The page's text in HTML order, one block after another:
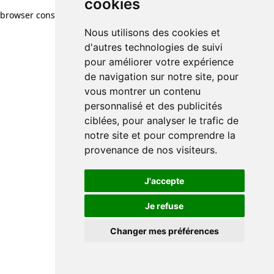
cookies
Nous utilisons des cookies et
d'autres technologies de suivi
pour améliorer votre expérience
de navigation sur notre site, pour
vous montrer un contenu
personnalisé et des publicités
ciblées, pour analyser le trafic de
notre site et pour comprendre la
provenance de nos visiteurs.
J'accepte
Je refuse
Changer mes préférences
cookies
Nous utilisons des cookies et
d'autres technologies de suivi
pour améliorer votre expérience
de navigation sur notre site, pour
vous montrer un contenu
personnalisé et des publicités
ciblées, pour analyser le trafic de
notre site et pour comprendre la
provenance de nos visiteurs.
J'accepte
Je refuse
Changer mes préférences
browser console for more information)